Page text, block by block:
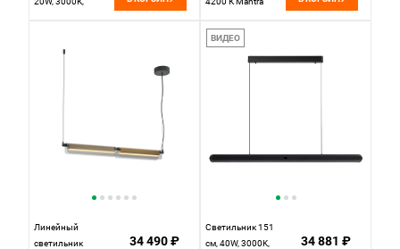
L20BC3K черный
5503+5517,
белый, дневной
Линейный
светильник
34 490 ₽
ВИДЕО
Светильник 151
см, 40W, 3000K,
34 881 ₽